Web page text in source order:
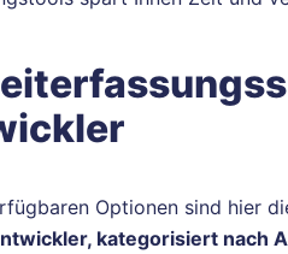
Optionen sind hier
kategorisiert nach